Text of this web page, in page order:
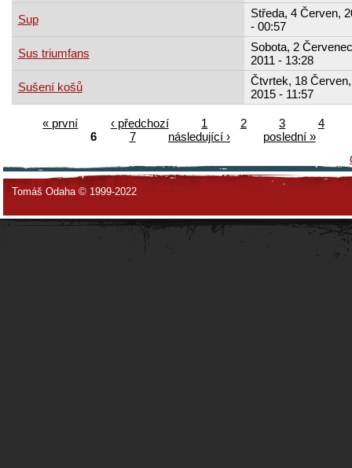
Sup
Středa, 4 Červen,
- 00:57
Sus triumfans
Sobota, 2
2011 - 13:28
Sušení košů
Čtvrtek, 18 Červen,
2015 - 11:57
« první ‹ předchozí 1 2 3
4
6
7 následující ›
poslední »
Tomáš Odaha © 1999-2022